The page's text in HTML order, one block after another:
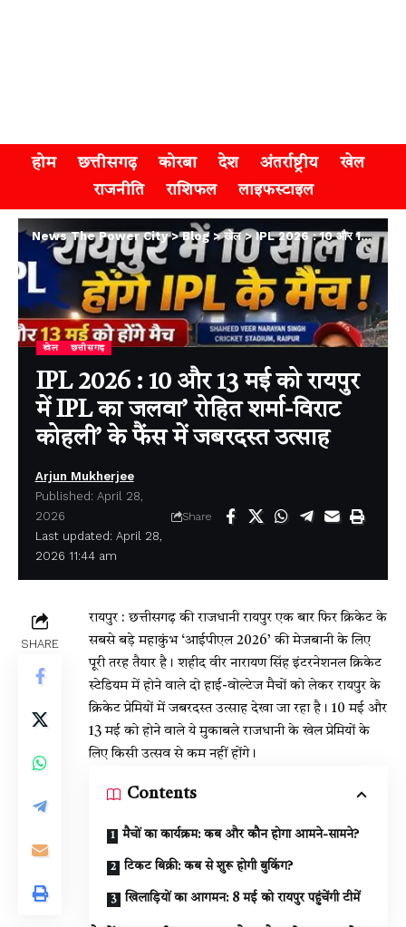
होम छत्तीसगढ़ कोरबा देश अंतर्राष्ट्रीय
खेल
राजनीति
राशिफल लाइफस्टाइल
News The Power City>Blog>खेल>IPL 2026 : 10 और 13 मई को रायपुर में IPL का जलवा’ रोहित शर्मा-विराट कोहली’ के फैंस में जबरदस्त उत्साह
खेल छत्तीसगढ़
IPL 2026 : 10 और 13 मई को रायपुर
में IPL का जलवा’ रोहित शर्मा-विराट
कोहली’ के फैंस में जबरदस्त उत्साह
Last updated: April 28,
2026 11:44 am
Arjun Mukherjee
Published: April 28,
2026
Share
SHARE
रायपुर : छत्तीसगढ़ की राजधानी रायपुर एक बार फिर क्रिकेट के
सबसे बड़े महाकुंभ ‘आईपीएल 2026’ की मेजबानी के लिए
पूरी तरह तैयार है। शहीद वीर नारायण सिंह इंटरनेशनल क्रिकेट
स्टेडियम में होने वाले दो हाई-वोल्टेज मैचों को लेकर रायपुर के
क्रिकेट प्रेमियों में जबरदस्त उत्साह देखा जा रहा है। 10 मई और
13 मई को होने वाले ये मुकाबले राजधानी के खेल प्रेमियों के
लिए किसी उत्सव से कम नहीं होंगे।
Contents
मैचों का कार्यक्रम: कब और कौन होगा आमने-सामने?
टिकट बिक्री: कब से शुरू होगी बुकिंग?
खिलाड़ियों का आगमन: 8 मई को रायपुर पहुंचेंगी टीमें